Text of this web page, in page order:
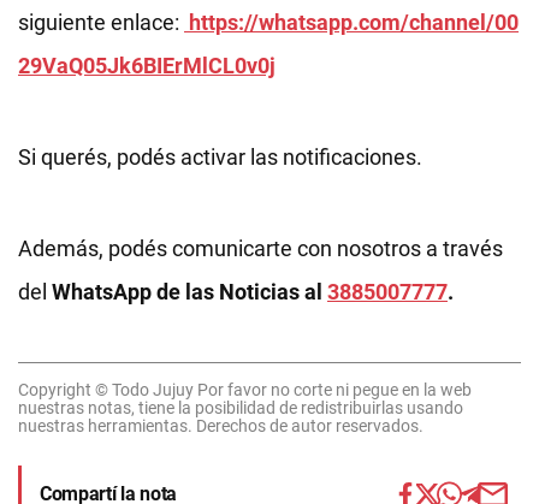
siguiente enlace: https://whatsapp.com/channel/00
29VaQ05Jk6BIErMlCL0v0j
Si querés, podés activar las notificaciones.
Además, podés comunicarte con nosotros a través
del WhatsApp de las Noticias al 3885007777.
Copyright © Todo Jujuy Por favor no corte ni pegue en la web
nuestras notas, tiene la posibilidad de redistribuirlas usando
nuestras herramientas. Derechos de autor reservados.
Compartí la nota